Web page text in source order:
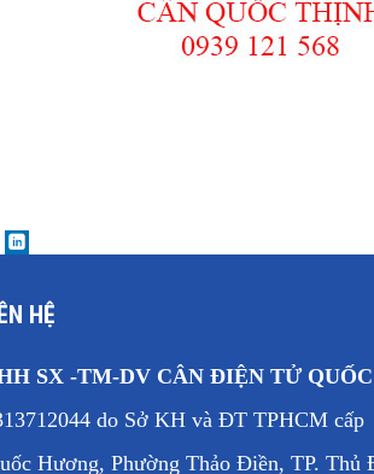
HỆ
SX -TM-DV CÂN ĐIỆN TỬ
do Sở KH và ĐT TPHCM cấp
Hương, Phường Thảo Điền, TP. Thủ